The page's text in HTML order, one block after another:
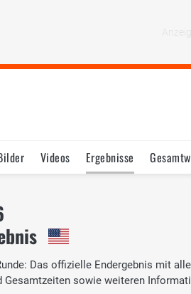
Videos Ergebnisse
Das offizielle Endergebnis mit
Gesamtzeiten sowie weiteren